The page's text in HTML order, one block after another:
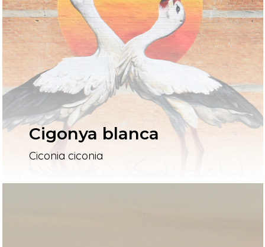
Cigonya blanca
Ciconia ciconia